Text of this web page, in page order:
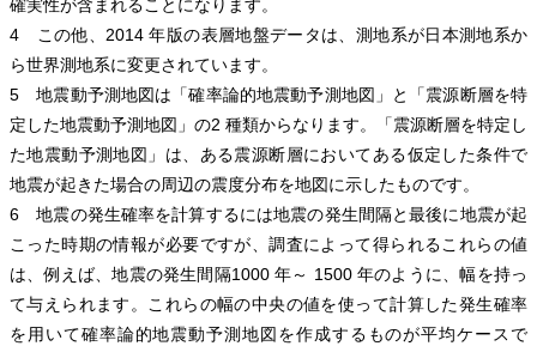
確実性が含まれることになります。
4 この他、2014 年版の表層地盤データは、測地系が日本測地系か
ら世界測地系に変更されています。
5 地震動予測地図は「確率論的地震動予測地図」と「震源断層を特
定した地震動予測地図」の2 種類からなります。「震源断層を特定し
た地震動予測地図」は、ある震源断層においてある仮定した条件で
地震が起きた場合の周辺の震度分布を地図に示したものです。
6 地震の発生確率を計算するには地震の発生間隔と最後に地震が起
こった時期の情報が必要ですが、調査によって得られるこれらの値
は、例えば、地震の発生間隔1000 年～ 1500 年のように、幅を持っ
て与えられます。これらの幅の中央の値を使って計算した発生確率
を用いて確率論的地震動予測地図を作成するものが平均ケースで